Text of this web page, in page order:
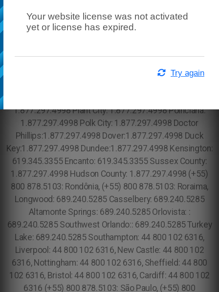
Your website license was not activated
yet or license has expired.
Try again